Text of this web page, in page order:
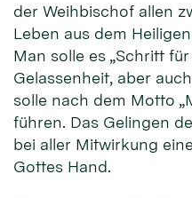
der Weihbischof allen
Leben aus dem
Man solle es „Schritt
Gelassenheit, aber
solle nach dem Motto
führen. Das Gelingen
bei aller Mitwirkung
Gottes Hand.